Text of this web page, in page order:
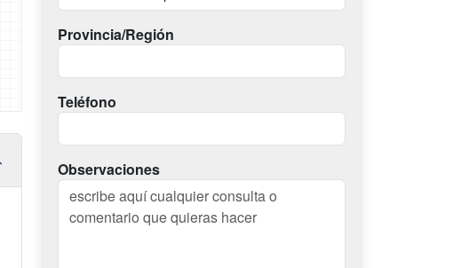
Provincia/Región
Teléfono
Observaciones